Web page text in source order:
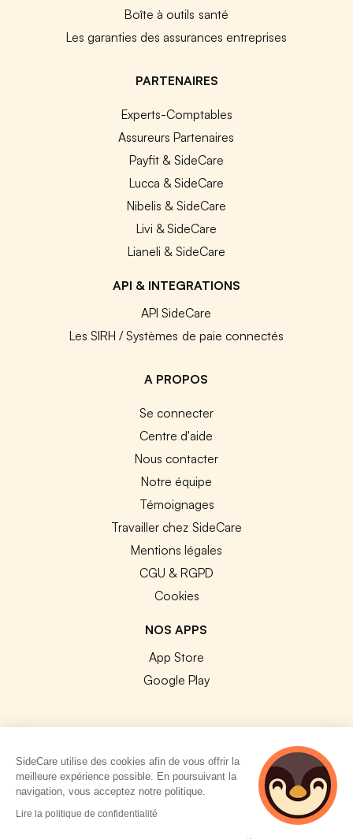
Boîte à outils santé
Les garanties des assurances entreprises
PARTENAIRES
Experts-Comptables
Assureurs Partenaires
Payfit & SideCare
Lucca & SideCare
Nibelis & SideCare
Livi & SideCare
Lianeli & SideCare
API & INTEGRATIONS
API SideCare
Les SIRH / Systèmes de paie connectés
A PROPOS
Se connecter
Centre d'aide
Nous contacter
Notre équipe
Témoignages
Travailler chez SideCare
Mentions légales
CGU & RGPD
Cookies
NOS APPS
App Store
Google Play
© 2026 SideCare. Tous droits réservés.
SideCare utilise des cookies afin de vous offrir la
meilleure expérience possible. En poursuivant la
navigation, vous acceptez notre politique.
Lire la politique de confidentialité
4 personnes
consultent